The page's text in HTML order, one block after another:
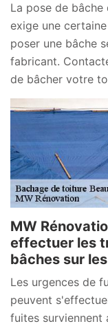
La pose de
exige une
poser une bâche
fabricant.
de bâcher votre
MW
effectuer les
bâches sur
Les urgences de
peuvent
fuites surviennent